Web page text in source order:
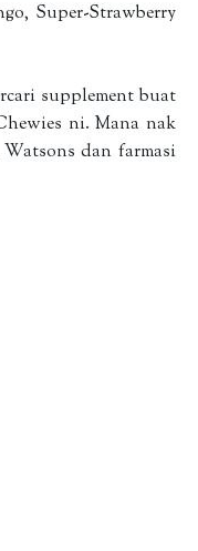
Super-Strawberry
supplement buat
ni. Mana nak
dan farmasi